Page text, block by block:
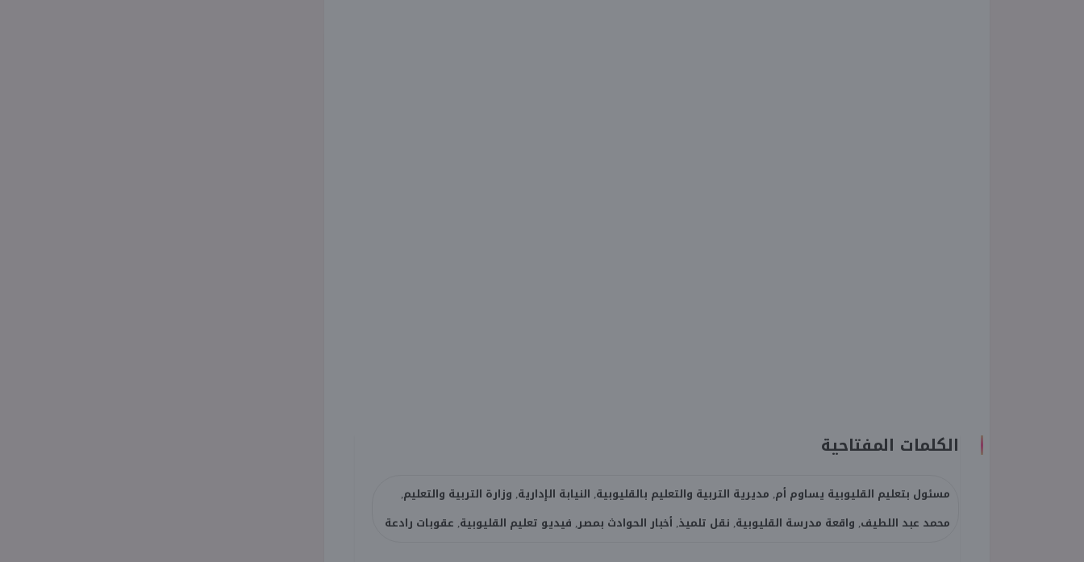
الكلمات المفتاحية
مسئول بتعليم القليوبية يساوم أم, مديرية التربية والتعليم بالقليوبية, النيابة الإدارية, وزارة التربية والتعليم,
محمد عبد اللطيف, واقعة مدرسة القليوبية, نقل تلميذ, أخبار الحوادث بمصر, فيديو تعليم القليوبية, عقوبات رادعة